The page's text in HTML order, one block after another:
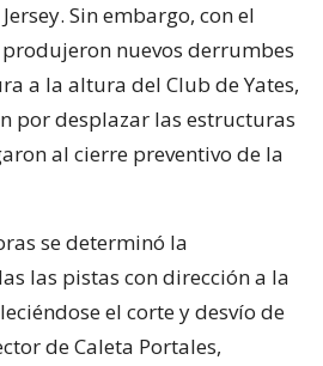
Sin embargo, con el
produjeron nuevos derrumbes
a la altura del Club de Yates,
por desplazar las estructuras
al cierre preventivo de la
se determinó la
las pistas con dirección a la
el corte y desvío de
de Caleta Portales,